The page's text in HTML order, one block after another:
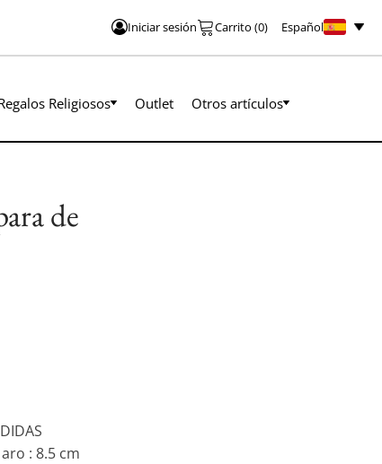
Iniciar sesión Carrito (0) Español
Religiosos Outlet Otros artículos
de
: 8.5 cm